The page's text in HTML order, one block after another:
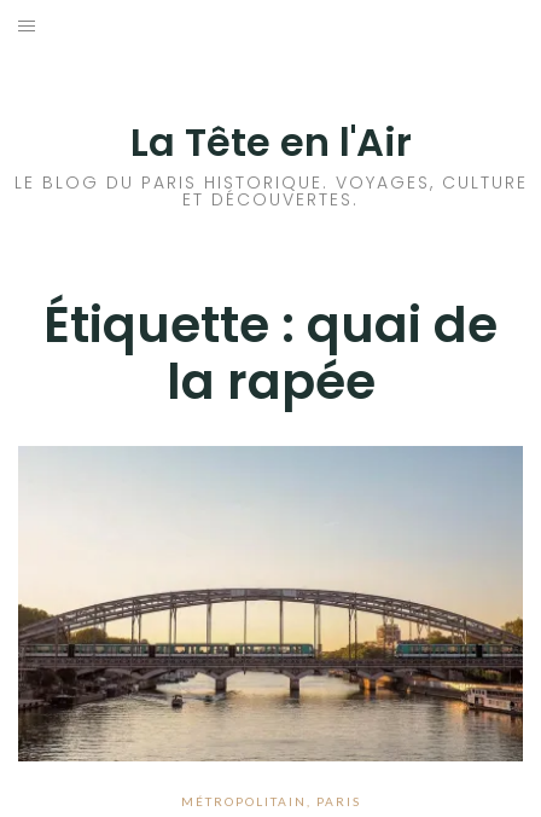
Aller
La Tête en l'Air
LE BLOG DU PARIS HISTORIQUE. VOYAGES, CULTURE
ET DÉCOUVERTES.
Étiquette : quai de
la rapée
MÉTROPOLITAIN PARIS
HISTOIRES EN ILE DE FRANCE
VOYAGES À L’ÉTRANGER